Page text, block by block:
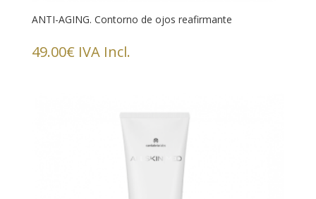
ANTI-AGING. Contorno de ojos reafirmante
49.00€ IVA Incl.